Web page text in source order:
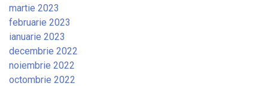
martie 2023
februarie 2023
ianuarie 2023
decembrie 2022
noiembrie 2022
octombrie 2022